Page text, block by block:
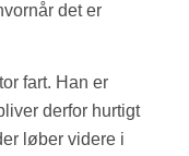
det er
fart. Han er
derfor hurtigt
løber videre i